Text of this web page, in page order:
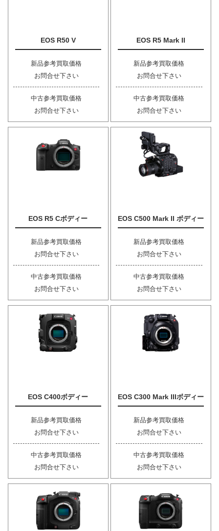
EOS R50 V
新品参考買取価格
お問合せ下さい
中古参考買取価格
お問合せ下さい
EOS R5 Mark II
新品参考買取価格
お問合せ下さい
中古参考買取価格
お問合せ下さい
EOS R5 Cボディー
新品参考買取価格
お問合せ下さい
中古参考買取価格
お問合せ下さい
EOS C500 Mark II ボディー
新品参考買取価格
お問合せ下さい
中古参考買取価格
お問合せ下さい
EOS C400ボディー
新品参考買取価格
お問合せ下さい
中古参考買取価格
お問合せ下さい
EOS C300 Mark IIIボディー
新品参考買取価格
お問合せ下さい
中古参考買取価格
お問合せ下さい